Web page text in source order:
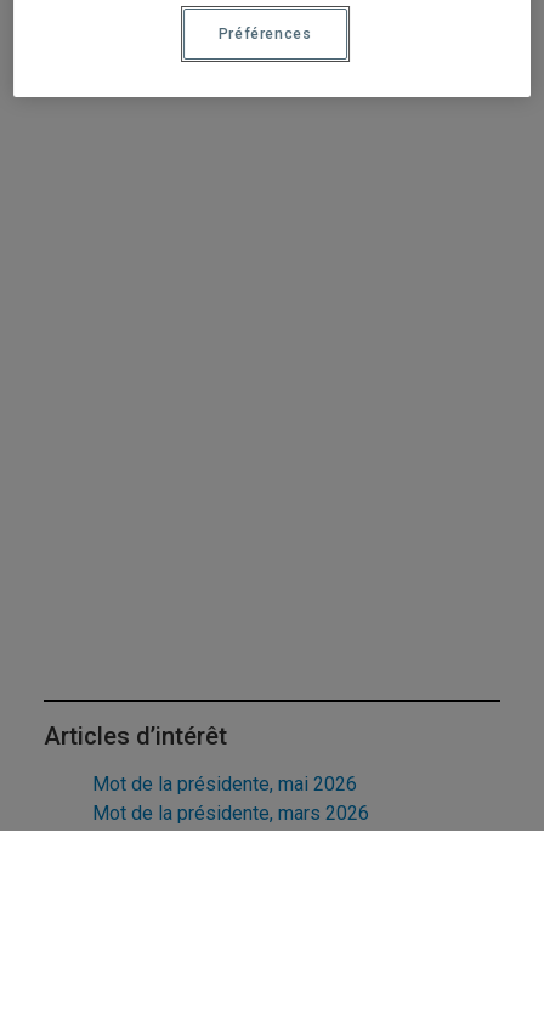
Articles d’intérêt
Mot de la présidente, mai 2026
Mot de la présidente, mars 2026
Cliquer sur une photo pour l’agrandir.
Préférences